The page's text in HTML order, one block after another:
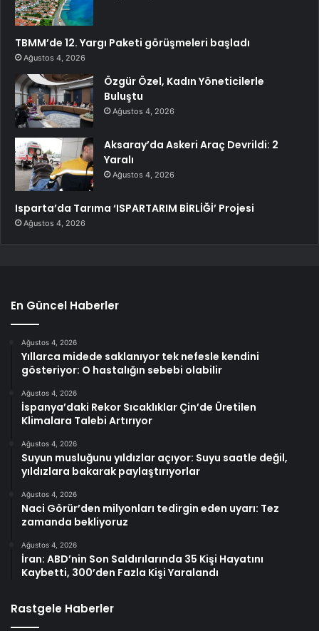
TBMM’de 12. Yargı Paketi görüşmeleri başladı
Ağustos 4, 2026
Özgür Özel, Kadın Yöneticilerle
Buluştu
Ağustos 4, 2026
Aksaray’da Askeri Araç Devrildi: 2
Yaralı
Ağustos 4, 2026
Isparta’da Tarıma ‘ISPARTARIM BİRLİĞİ’ Projesi
Ağustos 4, 2026
En Güncel Haberler
Ağustos 4, 2026
Yıllarca midede saklanıyor tek nefesle kendini
gösteriyor: O hastalığın sebebi olabilir
Ağustos 4, 2026
İspanya’daki Rekor Sıcaklıklar Çin’de Üretilen
Klimalara Talebi Artırıyor
Ağustos 4, 2026
Suyun musluğunu yıldızlar açıyor: Suyu saatle değil,
yıldızlara bakarak paylaştırıyorlar
Ağustos 4, 2026
Naci Görür’den milyonları tedirgin eden uyarı: Tez
zamanda bekliyoruz
Ağustos 4, 2026
İran: ABD’nin Son Saldırılarında 35 Kişi Hayatını
Kaybetti, 300’den Fazla Kişi Yaralandı
Rastgele Haberler